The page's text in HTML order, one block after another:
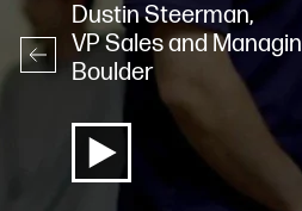
Dustin Steerman,
VP Sales and
Boulder